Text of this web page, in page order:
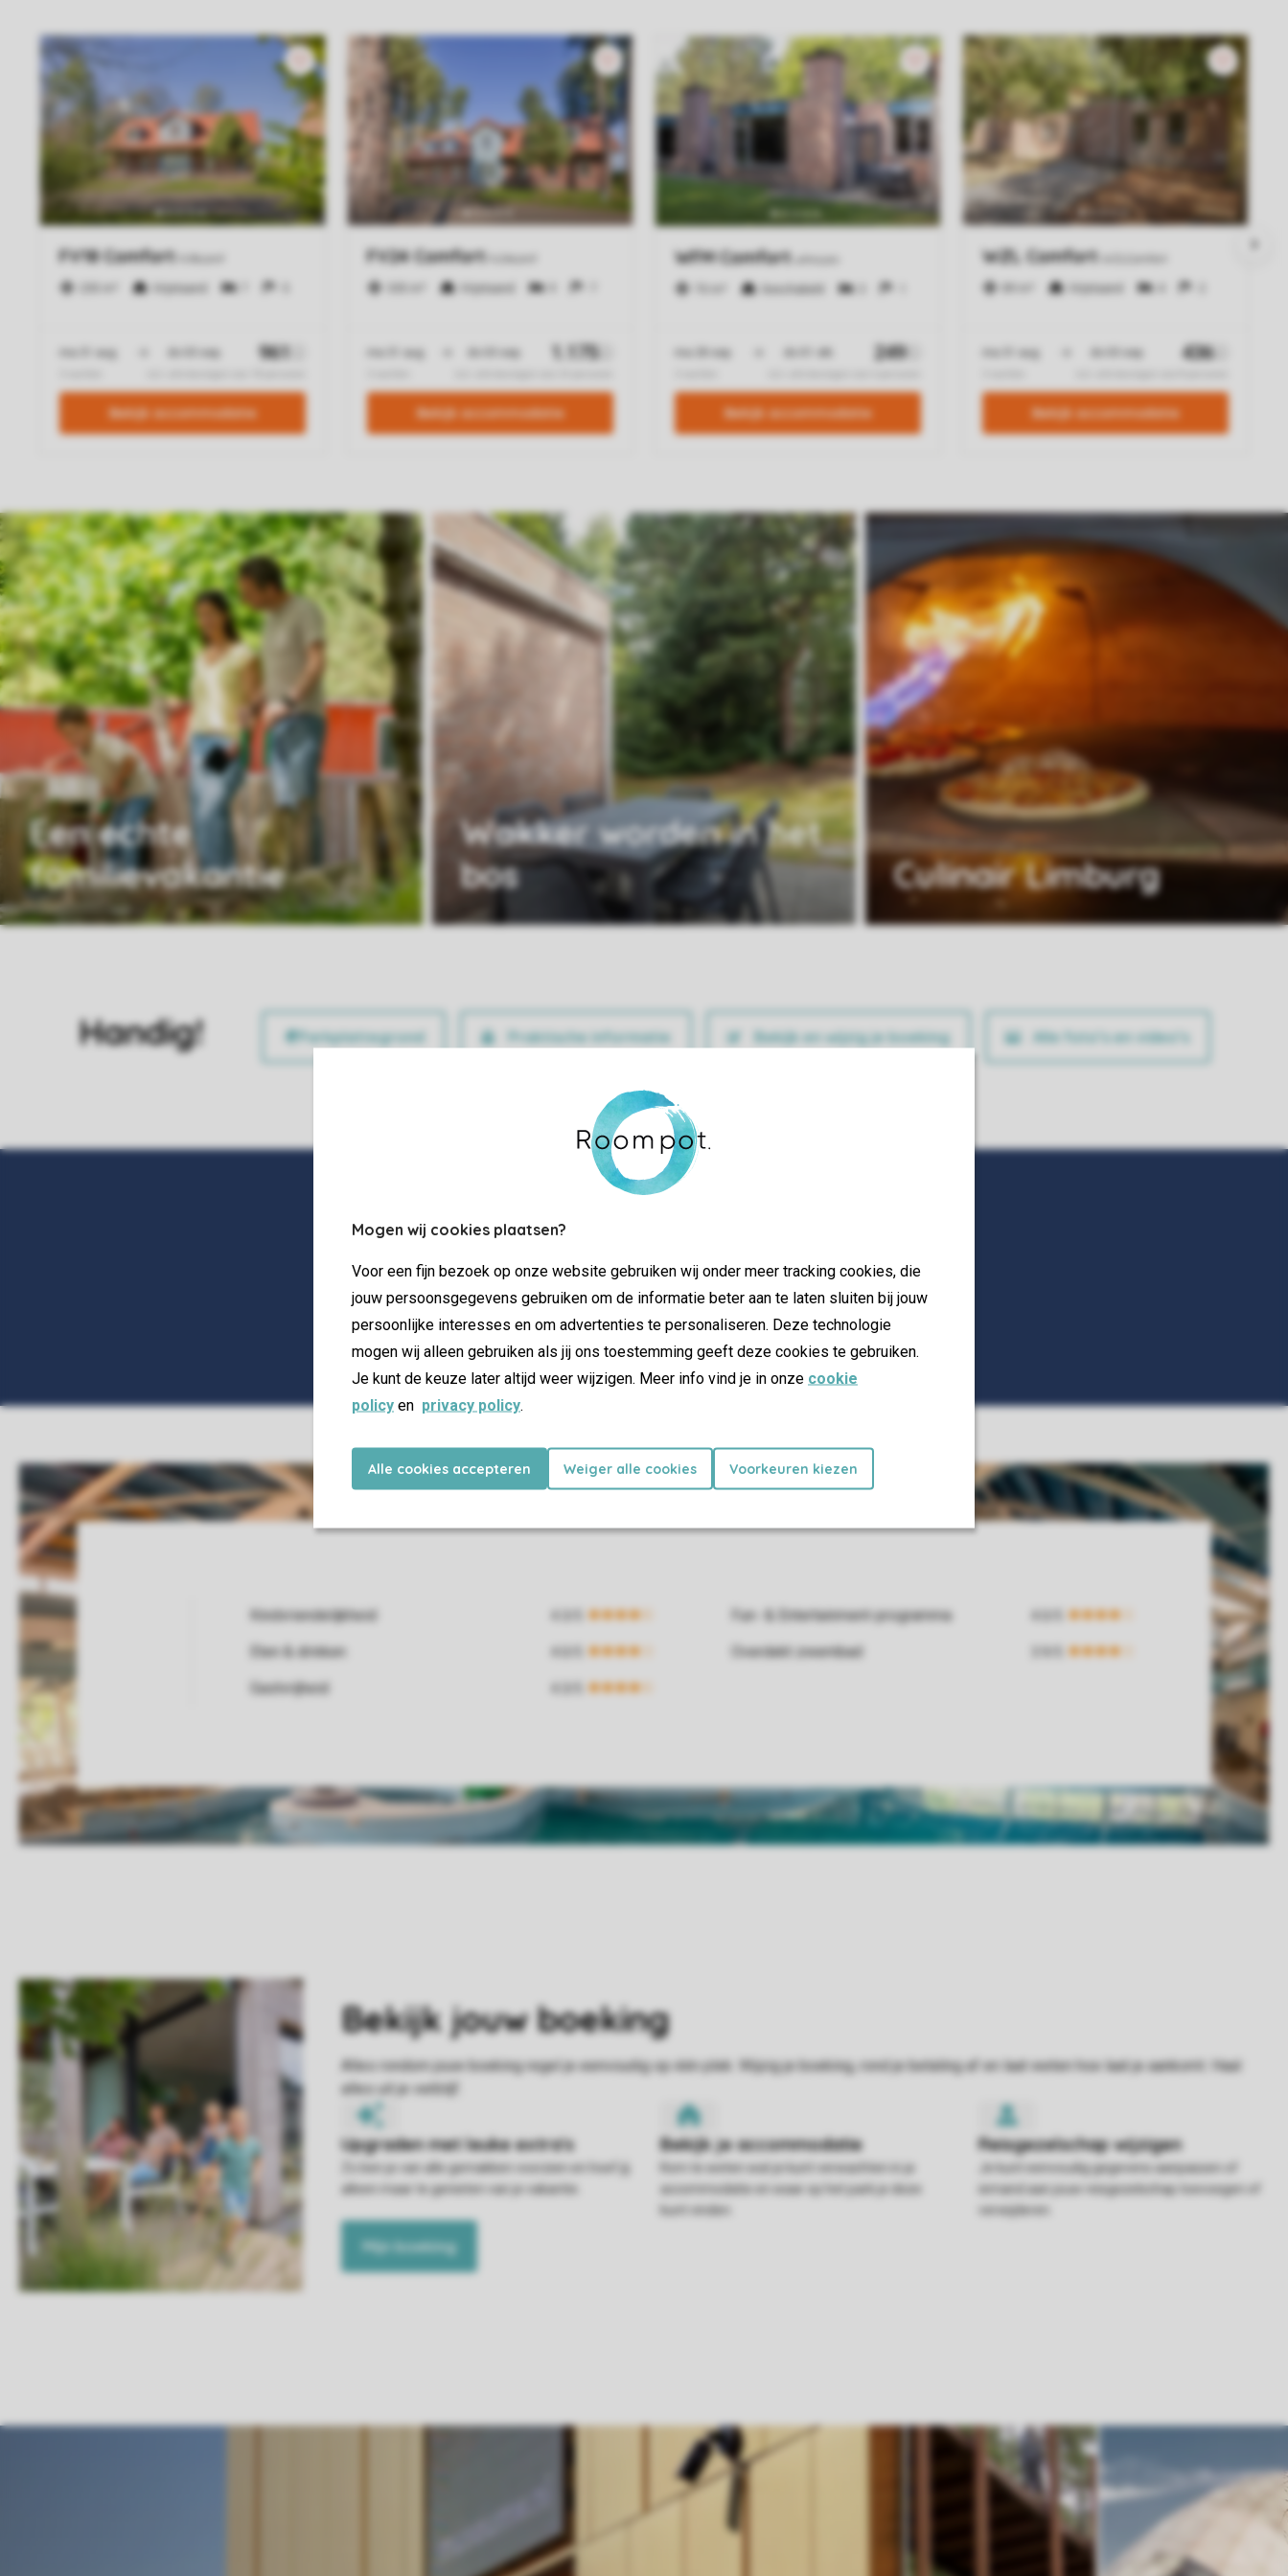
Mogen wij cookies plaatsen?
Voor een fijn bezoek op onze website gebruiken wij onder meer tracking cookies, die
jouw persoonsgegevens gebruiken om de informatie beter aan te laten sluiten bij jouw
persoonlijke interesses en om advertenties te personaliseren. Deze technologie
mogen wij alleen gebruiken als jij ons toestemming geeft deze cookies te gebruiken.
Je kunt de keuze later altijd weer wijzigen. Meer info vind je in onze cookie
policy en privacy policy.
Alle cookies accepteren Weiger alle cookies Voorkeuren kiezen
Een echte
familievakantie
Wakker worden in het
bos
Culinair Limburg
Handig! Praktische informatie Bekijk en wijzig je boeking Alle foto’s en video’s
Service Rating from our guests
Kindvriendelijkheid
Fun- & Entertainment-programma
Eten & drinken
Overdekt zwembad
Gastvrijheid
Zo ben je van alle gemakken voorzien en hoef jij
alleen maar te genieten van je vakantie.
Kom te weten wat je kunt verwachten in je
accommodatie en waar op het park je deze
kunt vinden.
Je kunt eenvoudig gegevens aanpassen of
iemand aan jouw reisgezelschap toevoegen of
verwijderen.
Mijn boeking